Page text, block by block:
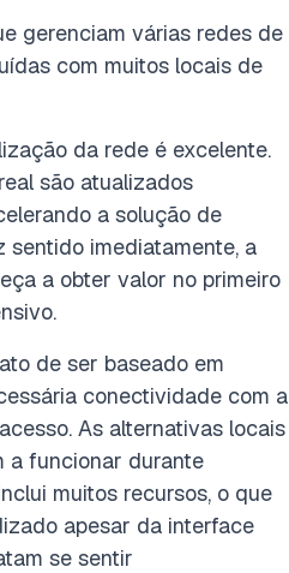
gerenciam várias redes de
com muitos locais de
da rede é excelente.
são atualizados
a solução de
sentido imediatamente, a
a obter valor no primeiro
de ser baseado em
conectividade com a
As alternativas locais
a funcionar durante
muitos recursos, o que
apesar da interface
se sentir